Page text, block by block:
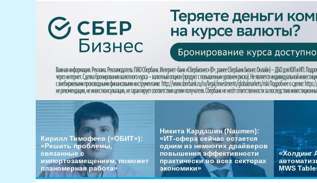
Кирилл Тимофеев («ОБИТ»):
«Решить проблемы,
связанные с
импортозамещением, поможет
планомерная работа»
Никита Кардашин (Naumen):
«ИТ-сфера сейчас остается
одним из немногих драйверов
повышения эффективности
практически во всех секторах
экономики»
«Холдинг
MWS